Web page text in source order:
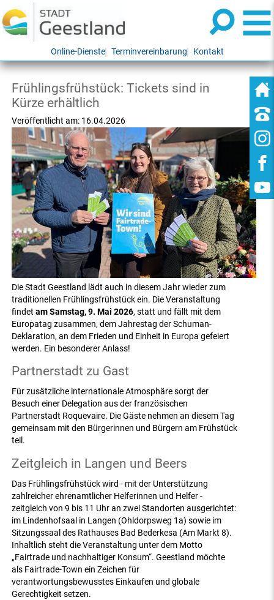
Online-Dienste Terminvereinbarung Kontakt
Frühlingsfrühstück: Tickets sind in
Kürze erhältlich
Veröffentlicht am: 16.04.2026
Die Stadt Geestland lädt auch in diesem Jahr wieder zum
traditionellen Frühlingsfrühstück ein. Die Veranstaltung
findetam Samstag, 9. Mai 2026, statt und fällt mit dem
Europatag zusammen, dem Jahrestag der Schuman-
Deklaration, an dem Frieden und Einheit in Europa gefeiert
werden. Ein besonderer Anlass!
Partnerstadt zu Gast
Für zusätzliche internationale Atmosphäre sorgt der
Besuch einer Delegation aus der französischen
Partnerstadt Roquevaire. Die Gäste nehmen an diesem Tag
gemeinsam mit den Bürgerinnen und Bürgern am Frühstück
teil.
Zeitgleich in Langen und Beers
Das Frühlingsfrühstück wird - mit der Unterstützung
zahlreicher ehrenamtlicher Helferinnen und Helfer -
zeitgleich von 9 bis 11 Uhr an zwei Standorten ausgerichtet:
im Lindenhofsaal in Langen (Ohldorpsweg 1a) sowie im
Sitzungssaal des Rathauses Bad Bederkesa (Am Markt 8).
Inhaltlich steht die Veranstaltung unter dem Motto
„Fairtrade und nachhaltiger Konsum“. Geestland möchte
als Fairtrade-Town ein Zeichen für
verantwortungsbewusstes Einkaufen und globale
Gerechtigkeit setzen.